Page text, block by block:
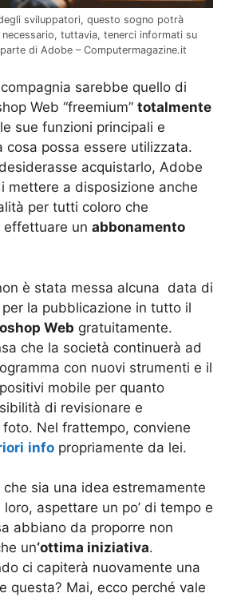
sviluppatori, questo sogno potrà
necessario, tuttavia, tenerci informati su
di Adobe – Computermagazine.it
sarebbe quello di
Web “freemium” totalmente
sue funzioni principali e
cosa possa essere utilizzata.
acquistarlo, Adobe
mettere a disposizione anche
per tutti coloro che
effettuare un abbonamento
è stata messa alcuna data di
la pubblicazione in tutto il
Web gratuitamente.
che la società continuerà ad
con nuovi strumenti e il
mobile per quanto
di revisionare e
Nel frattempo, conviene
info propriamente da lei.
sia una idea estremamente
aspettare un po’ di tempo e
abbiano da proporre non
un‘ottima iniziativa.
ci capiterà nuovamente una
questa? Mai, ecco perché vale